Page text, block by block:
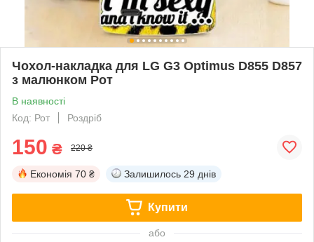
Чохол-накладка для LG G3 Optimus D855 D857
з малюнком Рот
В наявності
Код: Рот
Роздріб
150 ₴ 220 ₴
Економія 70 ₴ Залишилось 29 днів
Купити
або